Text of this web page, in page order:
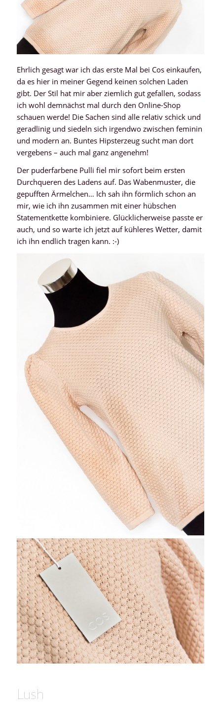
Ehrlich gesagt war ich das erste Mal bei Cos einkaufen,
da es hier in meiner Gegend keinen solchen Laden
gibt. Der Stil hat mir aber ziemlich gut gefallen, sodass
ich wohl demnächst mal durch den Online-Shop
schauen werde! Die Sachen sind alle relativ schick und
geradlinig und siedeln sich irgendwo zwischen feminin
und modern an. Buntes Hipsterzeug sucht man dort
vergebens – auch mal ganz angenehm!
Der puderfarbene Pulli fiel mir sofort beim ersten
Durchqueren des Ladens auf. Das Wabenmuster, die
gepufften Ärmelchen… Ich sah ihn förmlich schon an
mir, wie ich ihn zusammen mit einer hübschen
Statementkette kombiniere. Glücklicherweise passte er
auch, und so warte ich jetzt auf kühleres Wetter, damit
ich ihn endlich tragen kann. :-)
Lush